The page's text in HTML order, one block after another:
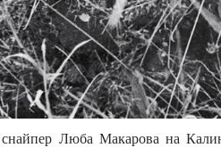
снайпер Люба Макарова на